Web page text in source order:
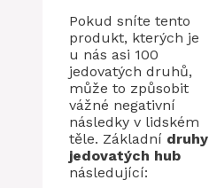
Pokud sníte tento
produkt, kterých je
u nás asi 100
jedovatých druhů,
může to způsobit
vážné negativní
následky v lidském
těle. Základní druhy
jedovatých hub
následující: